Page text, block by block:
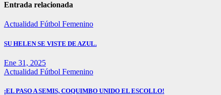
Entrada relacionada
Actualidad Fútbol Femenino
SU HELEN SE VISTE DE AZUL.
Ene 31, 2025
Actualidad Fútbol Femenino
¡EL PASO A SEMIS, COQUIMBO UNIDO EL ESCOLLO!